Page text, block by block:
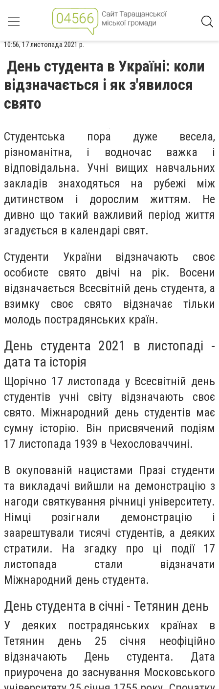
10:56, 17 листопада 2021 р.
День студента в Україні: коли
відзначається і як з'явилося
свято
Студентська пора дуже весела,
різноманітна, і водночас важка і
відповідальна. Учні вищих навчальних
закладів знаходяться на рубежі між
дитинством і дорослим життям. Не
дивно що такий важливий період життя
згадується в календарі свят.
Студенти України відзначають своє
особисте свято двічі на рік. Восени
відзначається Всесвітній день студента, а
взимку своє свято відзначає тільки
молодь пострадянських країн.
День студента 2021 в листопаді -
дата та історія
Щорічно 17 листопада у Всесвітній день
студентів учні світу відзначають своє
свято. Міжнародний день студентів має
сумну історію. Він присвячений подіям
17 листопада 1939 в Чехословаччині.
В окупованій нацистами Празі студенти
та викладачі вийшли на демонстрацію з
нагоди святкування річниці університету.
Німці розігнали демонстрацію і
заарештували тисячі студентів, а деяких
стратили. На згадку про ці події 17
листопада стали відзначати
Міжнародний день студента.
День студента в січні - Тетянин день
У деяких пострадянських країнах в
Тетянин день 25 січня неофіційно
відзначають День студента. Дата
приурочена до заснування Московського